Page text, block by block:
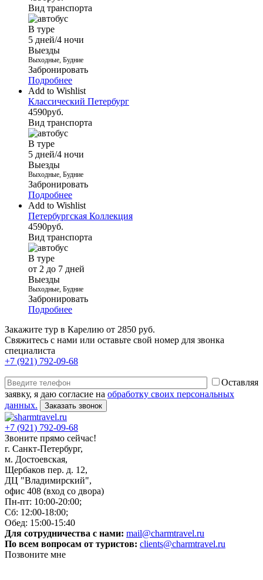
Вид транспорта
В туре
5 дней/4 ночи
Выезды
Выходные, Будние
Забронировать
Подробнее
Add to Wishlist
Классический Петербург
4590руб.
Вид транспорта
В туре
5 дней/4 ночи
Выезды
Выходные, Будние
Забронировать
Подробнее
Add to Wishlist
Петербургская Коллекция
4590руб.
Вид транспорта
В туре
от 2 до 7 дней
Выезды
Выходные, Будние
Забронировать
Подробнее
Закажите тур в Карелию от 2850 руб.
Свяжитесь с нами или оставьте свой номер для звонка
специалиста
+7 (921) 792-09-68
Оставляя
заявку, я даю согласие на обработку своих персональных
данных.
+7 (921) 792-09-68
Звоните прямо сейчас!
г. Санкт-Петербург,
м. Достоевская,
Щербаков пер. д. 12,
ДЦ "Владимирский",
офис 408 (вход со двора)
Пн-пт: 10:00-20:00;
Сб: 12:00-18:00;
Обед: 15:00-15:40
Для сотрудничества с нами: mail@charmtravel.ru
По всем вопросам от туристов: clients@charmtravel.ru
Позвоните мне